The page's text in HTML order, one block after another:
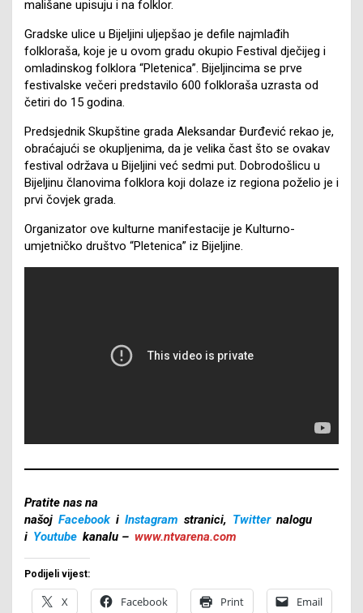
mališane upisuju i na folklor.
Gradske ulice u Bijeljini uljepšao je defile najmlađih
folkloraša, koje je u ovom gradu okupio Festival dječijeg i
omladinskog folklora “Pletenica”. Bijeljincima se prve
festivalske večeri predstavilo 600 folkloraša uzrasta od
četiri do 15 godina.
Predsjednik Skupštine grada Aleksandar Đurđević rekao je,
obraćajući se okupljenima, da je velika čast što se ovakav
festival održava u Bijeljini već sedmi put. Dobrodošlicu u
Bijeljinu članovima folklora koji dolaze iz regiona poželio je i
prvi čovjek grada.
Organizator ove kulturne manifestacije je Kulturno-
umjetničko društvo “Pletenica” iz Bijeljine.
Pratite nas na
našoj Facebook i Instagram stranici, Twitter nalogu
i Youtube kanalu – www.ntvarena.com
Podijeli vijest:
X Facebook Print Email